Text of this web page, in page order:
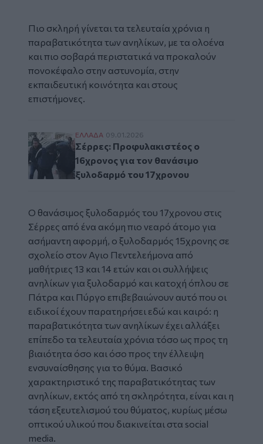
Πιο σκληρή γίνεται τα τελευταία χρόνια η
παραβατικότητα των ανηλίκων, με τα ολοένα
και πιο σοβαρά περιστατικά να προκαλούν
πονοκέφαλο στην αστυνομία, στην
εκπαιδευτική κοινότητα και στους
επιστήμονες.
Σέρρες: Προφυλακιστέος ο 16χρονος για
ΕΛΛAΔΑ 09.01.2026
Σέρρες: Προφυλακιστέος ο
16χρονος για τον θανάσιμο
ξυλοδαρμό του 17χρονου
Ο θανάσιμος ξυλοδαρμός του 17χρονου στις
Σέρρες από ένα ακόμη πιο νεαρό άτομο για
ασήμαντη αφορμή, ο ξυλοδαρμός 15χρονης σε
σχολείο στον Αγιο Πεντελεήμονα από
μαθήτριες 13 και 14 ετών και οι συλλήψεις
ανηλίκων για ξυλοδαρμό και κατοχή όπλου σε
Πάτρα και Πύργο επιβεβαιώνουν αυτό που οι
ειδικοί έχουν παρατηρήσει εδώ και καιρό: η
παραβατικότητα των ανηλίκων έχει αλλάξει
επίπεδο τα τελευταία χρόνια τόσο ως προς τη
βιαιότητα όσο και όσο προς την έλλειψη
ενσυναίσθησης για το θύμα. Βασικό
χαρακτηριστικό της παραβατικότητας των
ανηλίκων, εκτός από τη σκληρότητα, είναι και η
τάση εξευτελισμού του θύματος, κυρίως μέσω
οπτικού υλικού που διακινείται στα social
media.